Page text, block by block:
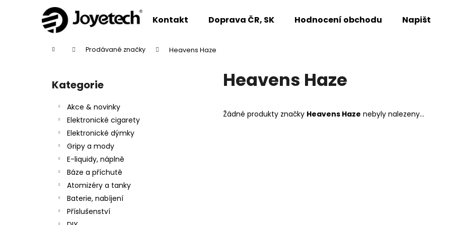
Kontakt Doprava ČR, SK Hodnocení obchodu Napište
Domů Prodávané značky Heavens Haze
Přeskočit
kategorie
Kategorie
Akce & novinky
Elektronické cigarety
Elektronické dýmky
Gripy a mody
E-liquidy, náplně
Báze a příchutě
Atomizéry a tanky
Baterie, nabíjení
Příslušenství
Heavens Haze
Žádné produkty značky Heavens Haze nebyly nalezeny...
Zpět
Zpět